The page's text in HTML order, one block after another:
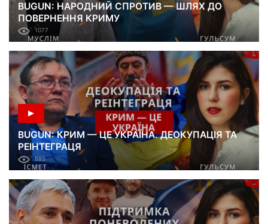
BUGUN: НАРОДНИЙ СПРОТИВ — ШЛЯХ ДО
ПОВЕРНЕННЯ КРИМУ
1077
BUGUN: КРИМ — ЦЕ УКРАЇНА. ДЕОКУПАЦІЯ ТА
РЕІНТЕГРАЦЯ
885